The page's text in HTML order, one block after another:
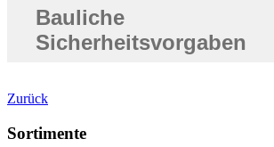
Bauliche
Sicherheitsvorgaben
Zurück
Sortimente